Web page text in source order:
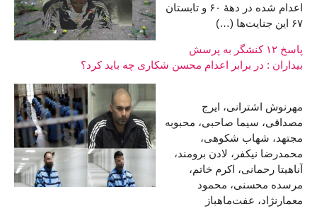
اعدام شده در دهۀ ۶۰ و تابستان
۶۷ این جنایت‌ها (…)
پاسخ ۱۲ کنشگر به پرسش
بیداران : در برابر اعدام محسن شکاری چه باید کرد؟
مهرنوش اشترانی، ایرج
مصداقی، سیما صاحبی، محبوبه
مجتهد، شهاب شکوهی،
محمدرضا نیکفر، لادن برومند،
آناهیتا رحمانی، اکرم خاتم،
مرسده محسنی، محمود
معمارنژاد، عفت‌ماهباز